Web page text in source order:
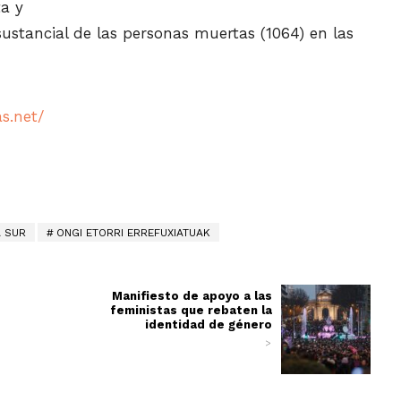
y
de las personas muertas (1064) en las
SUR ONGI ETORRI ERREFUXIATUAK
Manifiesto de apoyo a las
feministas que rebaten la
identidad de género
>